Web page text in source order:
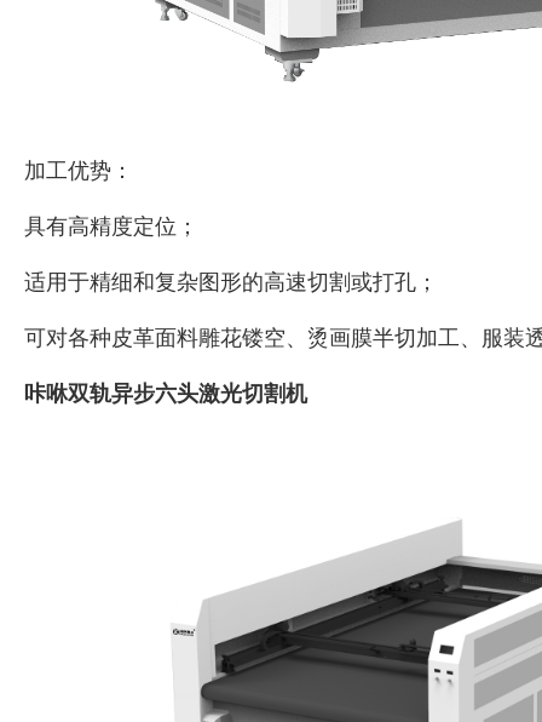
加工优势：
具有高精度定位；
适用于精细和复杂图形的高速切割或打孔；
可对各种皮革面料雕花镂空、烫画膜半切加工、服装
咔咻双轨异步六头激光切割机